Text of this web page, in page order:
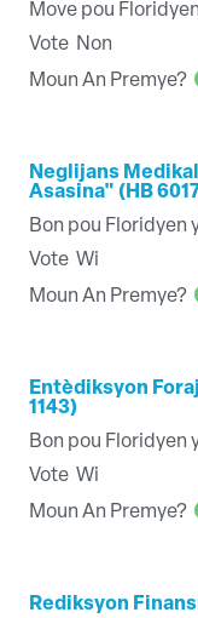
Move pou
Vote Non
Moun An Premye?
Neglijans
Asasina" (HB
Bon pou Floridyen
Vote Wi
Moun An Premye?
Entèdiksyon
1143)
Bon pou Floridyen
Vote Wi
Moun An Premye?
Rediksyon